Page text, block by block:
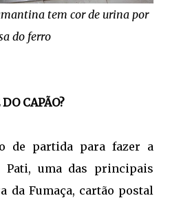
tem cor de urina por
do ferro
CAPÃO?
de partida para fazer a
Pati, uma das principais
da Fumaça, cartão postal